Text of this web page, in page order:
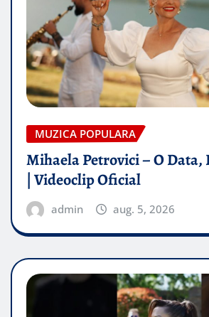
MUZICA POPULARA
Mihaela Petrovici – O Data,
| Videoclip Oficial
admin aug. 5, 2026